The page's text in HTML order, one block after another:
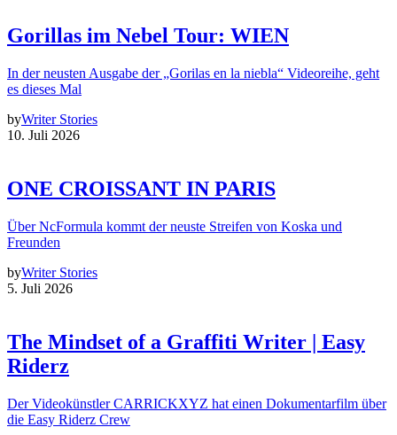
Gorillas im Nebel Tour: WIEN
In der neusten Ausgabe der „Gorilas en la niebla“ Videoreihe, geht
es dieses Mal
byWriter Stories
10. Juli 2026
ONE CROISSANT IN PARIS
Über NcFormula kommt der neuste Streifen von Koska und
Freunden
byWriter Stories
5. Juli 2026
The Mindset of a Graffiti Writer | Easy
Riderz
Der Videokünstler CARRICKXYZ hat einen Dokumentarfilm über
die Easy Riderz Crew